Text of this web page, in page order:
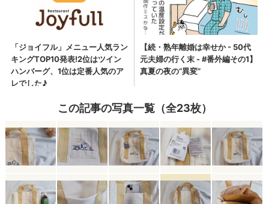
この記事の写真一覧（全23枚）